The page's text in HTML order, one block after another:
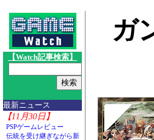
【Watch記事検索】
最新ニュース
【11月30日】
PSPゲームレビュー
伝統を受け継ぎながら新
ガ